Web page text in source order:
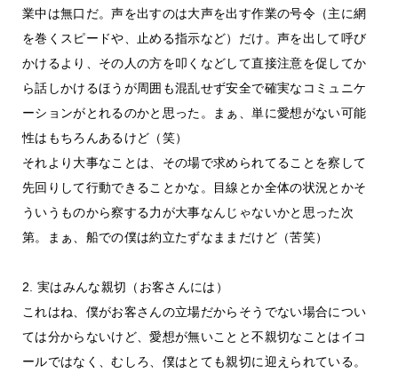
業中は無口だ。声を出すのは大声を出す作業の号令（主に網
を巻くスピードや、止める指示など）だけ。声を出して呼び
かけるより、その人の方を叩くなどして直接注意を促してか
ら話しかけるほうが周囲も混乱せず安全で確実なコミュニケ
ーションがとれるのかと思った。まぁ、単に愛想がない可能
性はもちろんあるけど（笑）
それより大事なことは、その場で求められてることを察して
先回りして行動できることかな。目線とか全体の状況とかそ
ういうものから察する力が大事なんじゃないかと思った次
第。まぁ、船での僕は約立たずなままだけど（苦笑）
2. 実はみんな親切（お客さんには）
これはね、僕がお客さんの立場だからそうでない場合につい
ては分からないけど、愛想が無いことと不親切なことはイコ
ールではなく、むしろ、僕はとても親切に迎えられている。